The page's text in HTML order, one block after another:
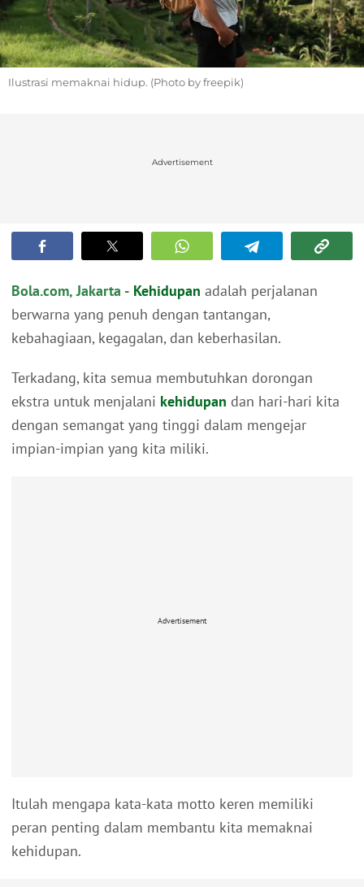
Ilustrasi memaknai hidup. (Photo by freepik)
Advertisement
Bola.com, Jakarta - Kehidupan adalah perjalanan
berwarna yang penuh dengan tantangan,
kebahagiaan, kegagalan, dan keberhasilan.
Terkadang, kita semua membutuhkan dorongan
ekstra untuk menjalani kehidupan dan hari-hari kita
dengan semangat yang tinggi dalam mengejar
impian-impian yang kita miliki.
Advertisement
Itulah mengapa kata-kata motto keren memiliki
peran penting dalam membantu kita memaknai
kehidupan.